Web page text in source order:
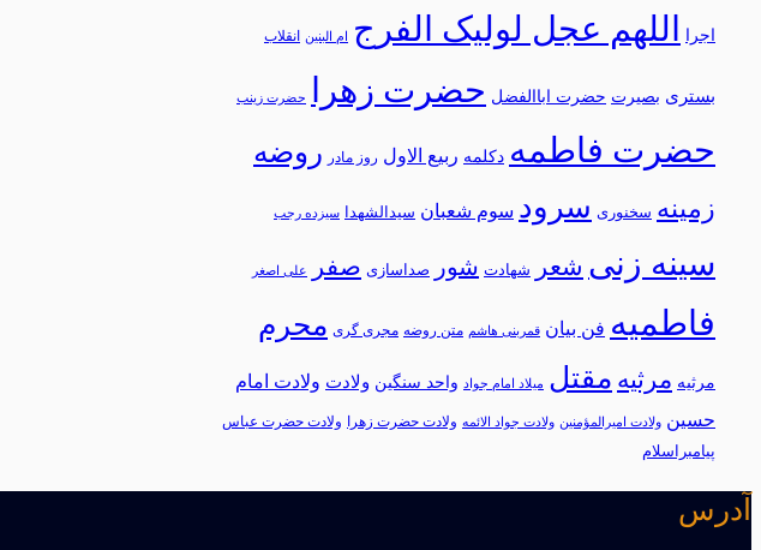
اجرا اللهم عجل لولیک الفرج ام البنین انقلاب
بستری بصیرت حضرت اباالفضل حضرت زهرا حضرت زینب
حضرت فاطمه دکلمه ربیع الاول روز مادر روضه
زمینه سخنوری سرود سوم شعبان سیدالشهدا سیزده رجب
سینه زنی شعر شهادت شور صداسازی صفر علی اصغر
فاطمیه فن بیان قمربنی هاشم متن روضه مجری گری محرم
مرثيه مرثیه مقتل میلاد امام جواد واحد سنگین ولادت ولادت امام
حسین ولادت امیرالمؤمنین ولادت جواد الائمه ولادت حضرت زهرا ولادت حضرت عباس
پیامبراسلام
آدرس